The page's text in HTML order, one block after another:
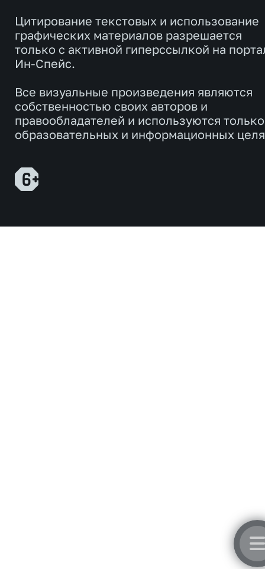
Цитирование текстовых и использование
графических материалов разрешается
только с активной гиперссылкой на
Ин-Спейс.
Все визуальные произведения являются
собственностью своих авторов и
правообладателей и используются
образовательных и информационных